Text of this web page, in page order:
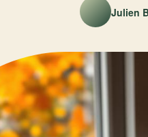
Julien